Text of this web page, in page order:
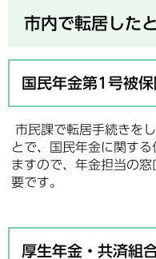
市内で転居した
国民年金第1号被
市民課で転居手続きを
とで、国民年金に関する
ますので、年金担当の
要です。
厚生年金・共済組